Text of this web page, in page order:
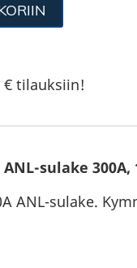
tilauksiin!
ANL-sulake 300A,
ANL-sulake.